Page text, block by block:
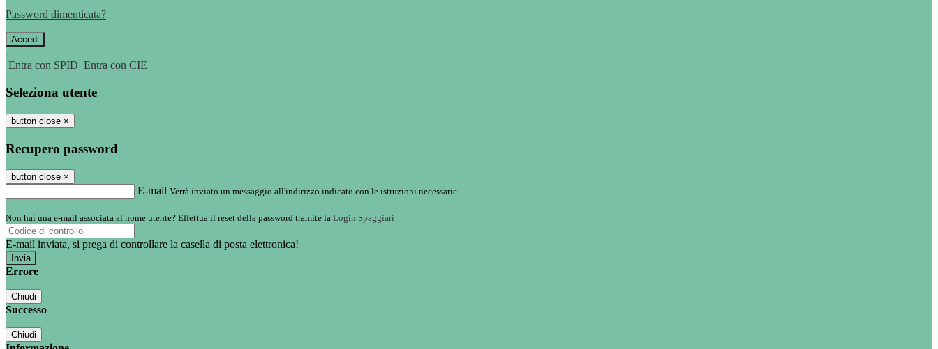
Password dimenticata?
-
Entra con SPID Entra con CIE
Seleziona utente
button close ×
Recupero password
button close ×
E-mail Verrà inviato un messaggio all'indirizzo indicato con le istruzioni necessarie.
Non hai una e-mail associata al nome utente? Effettua il reset della password tramite la Login Spaggiari
E-mail inviata, si prega di controllare la casella di posta elettronica!
Errore
Chiudi
Successo
Chiudi